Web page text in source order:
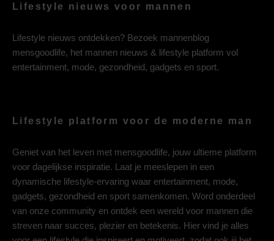
Lifestyle nieuws voor mannen
Lifestyle nieuws ontdekken? Bezoek mannenblog
mensgoodlife, het mannen nieuws & lifestyle platform vol
entertainment, mode, gezondheid, gadgets en sport.
Lifestyle platform voor de moderne man
Geniet van het leven met mensgoodlife, jouw ultieme platform
voor dagelijkse inspiratie. Laat je meeslepen in een
dynamische lifestyle-ervaring waar entertainment, mode,
gadgets, gezondheid en sport samenkomen. Word onderdeel
van onze community en ontdek een wereld voor mannen die
streven naar succes, plezier en betekenis. Hier vind je alles